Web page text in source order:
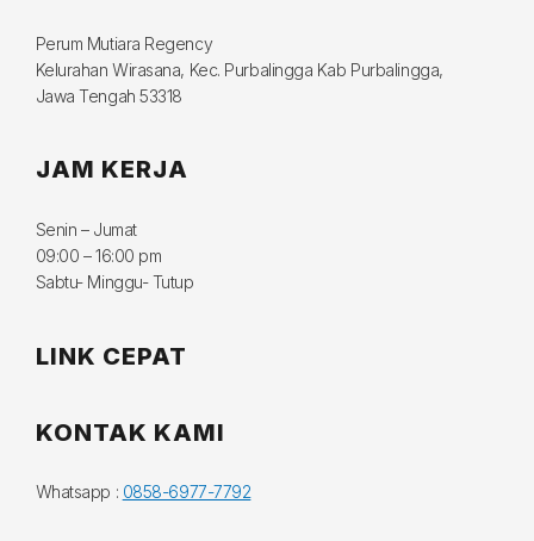
Perum Mutiara Regency
Kelurahan Wirasana, Kec. Purbalingga Kab Purbalingga,
Jawa Tengah 53318
JAM KERJA
Senin – Jumat
09:00 – 16:00 pm
Sabtu- Minggu- Tutup
LINK CEPAT
KONTAK KAMI
Whatsapp : 0858-6977-7792